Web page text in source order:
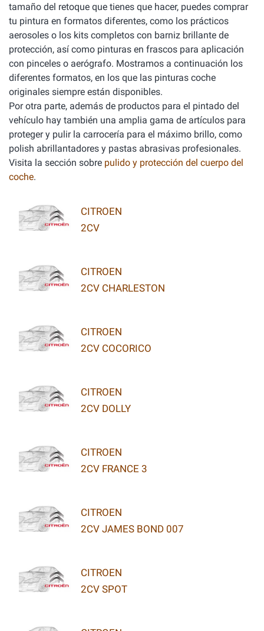
tamaño del retoque que tienes que hacer, puedes comprar
tu pintura en formatos diferentes, como los prácticos
aerosoles o los kits completos con barniz brillante de
protección, así como pinturas en frascos para aplicación
con pinceles o aerógrafo. Mostramos a continuación los
diferentes formatos, en los que las pinturas coche
originales siempre están disponibles.
Por otra parte, además de productos para el pintado del
vehículo hay también una amplia gama de artículos para
proteger y pulir la carrocería para el máximo brillo, como
polish abrillantadores y pastas abrasivas profesionales.
Visita la sección sobre pulido y protección del cuerpo del
coche.
CITROEN
2CV
CITROEN
2CV CHARLESTON
CITROEN
2CV COCORICO
CITROEN
2CV DOLLY
CITROEN
2CV FRANCE 3
CITROEN
2CV JAMES BOND 007
CITROEN
2CV SPOT